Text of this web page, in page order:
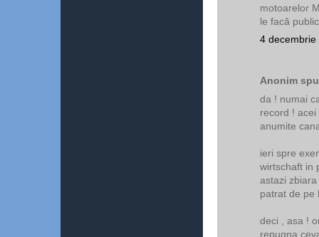
motoarelor
le facă
4
Anonim
da ! numai
record !
anumite
ieri spre
wirtschaft in
astazi
patrat de pe
deci , asa !
repugna